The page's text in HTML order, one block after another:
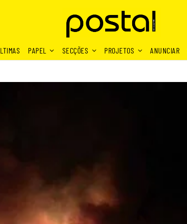
PAPEL SECÇÕES PROJETOS ANUNCIAR